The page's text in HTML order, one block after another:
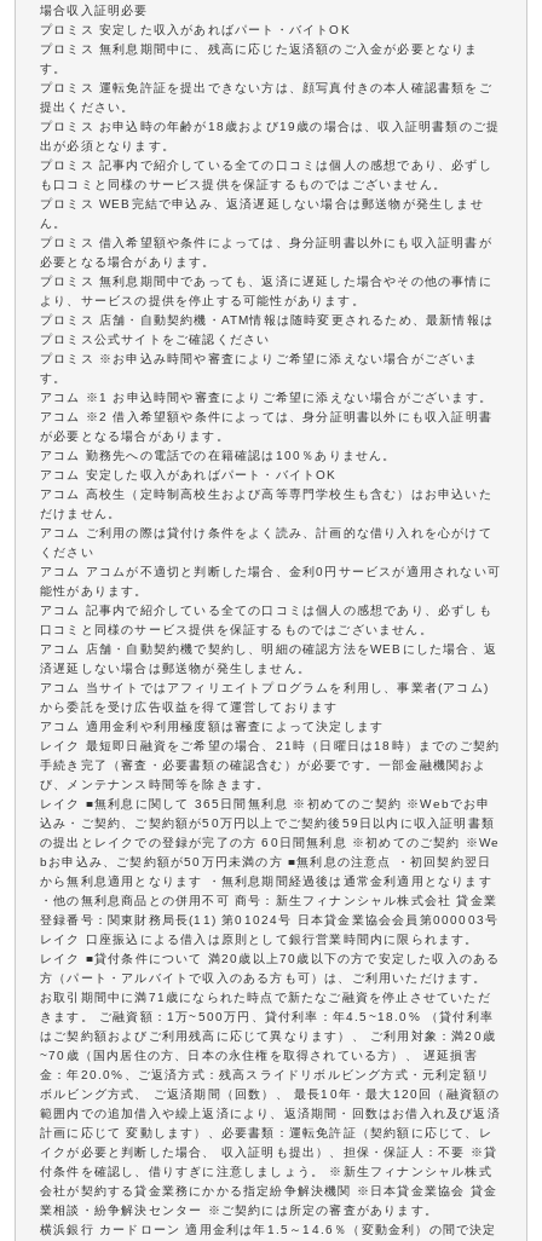
場合収入証明必要
プロミス 安定した収入があればパート・バイトOK
プロミス 無利息期間中に、残高に応じた返済額のご入金が必要となりま
す。
プロミス 運転免許証を提出できない方は、顔写真付きの本人確認書類をご
提出ください。
プロミス お申込時の年齢が18歳および19歳の場合は、収入証明書類のご提
出が必須となります。
プロミス 記事内で紹介している全ての口コミは個人の感想であり、必ずし
も口コミと同様のサービス提供を保証するものではございません。
プロミス WEB完結で申込み、返済遅延しない場合は郵送物が発生しませ
ん。
プロミス 借入希望額や条件によっては、身分証明書以外にも収入証明書が
必要となる場合があります。
プロミス 無利息期間中であっても、返済に遅延した場合やその他の事情に
より、サービスの提供を停止する可能性があります。
プロミス 店舗・自動契約機・ATM情報は随時変更されるため、最新情報は
プロミス公式サイトをご確認ください
プロミス ※お申込み時間や審査によりご希望に添えない場合がございま
す。
アコム ※1 お申込時間や審査によりご希望に添えない場合がございます。
アコム ※2 借入希望額や条件によっては、身分証明書以外にも収入証明書
が必要となる場合があります。
アコム 勤務先への電話での在籍確認は100％ありません。
アコム 安定した収入があればパート・バイトOK
アコム 高校生（定時制高校生および高等専門学校生も含む）はお申込いた
だけません。
アコム ご利用の際は貸付け条件をよく読み、計画的な借り入れを心がけて
ください
アコム アコムが不適切と判断した場合、金利0円サービスが適用されない可
能性があります。
アコム 記事内で紹介している全ての口コミは個人の感想であり、必ずしも
口コミと同様のサービス提供を保証するものではございません。
アコム 店舗・自動契約機で契約し、明細の確認方法をWEBにした場合、返
済遅延しない場合は郵送物が発生しません。
アコム 当サイトではアフィリエイトプログラムを利用し、事業者(アコム)
から委託を受け広告収益を得て運営しております
アコム 適用金利や利用極度額は審査によって決定します
レイク 最短即日融資をご希望の場合、21時（日曜日は18時）までのご契約
手続き完了（審査・必要書類の確認含む）が必要です。一部金融機関およ
び、メンテナンス時間等を除きます。
レイク ■無利息に関して 365日間無利息 ※初めてのご契約 ※Webでお申
込み・ご契約、ご契約額が50万円以上でご契約後59日以内に収入証明書類
の提出とレイクでの登録が完了の方 60日間無利息 ※初めてのご契約 ※We
bお申込み、ご契約額が50万円未満の方 ■無利息の注意点 ・初回契約翌日
から無利息適用となります ・無利息期間経過後は通常金利適用となります
・他の無利息商品との併用不可 商号：新生フィナンシャル株式会社 貸金業
登録番号：関東財務局長(11) 第01024号 日本貸金業協会会員第000003号
レイク 口座振込による借入は原則として銀行営業時間内に限られます。
レイク ■貸付条件について 満20歳以上70歳以下の方で安定した収入のある
方（パート・アルバイトで収入のある方も可）は、ご利用いただけます。
お取引期間中に満71歳になられた時点で新たなご融資を停止させていただ
きます。 ご融資額：1万~500万円、貸付利率：年4.5~18.0% （貸付利率
はご契約額およびご利用残高に応じて異なります）、 ご利用対象：満20歳
~70歳（国内居住の方、日本の永住権を取得されている方）、 遅延損害
金：年20.0%、ご返済方式：残高スライドリボルビング方式・元利定額リ
ボルビング方式、 ご返済期間（回数）、 最長10年・最大120回（融資額の
範囲内での追加借入や繰上返済により、返済期間・回数はお借入れ及び返済
計画に応じて 変動します）、必要書類：運転免許証（契約額に応じて、レ
イクが必要と判断した場合、 収入証明も提出）、担保・保証人：不要 ※貸
付条件を確認し、借りすぎに注意しましょう。 ※新生フィナンシャル株式
会社が契約する貸金業務にかかる指定紛争解決機関 ※日本貸金業協会 貸金
業相談・紛争解決センター ※ご契約には所定の審査があります。
横浜銀行 カードローン 適用金利は年1.5～14.6％（変動金利）の間で決定